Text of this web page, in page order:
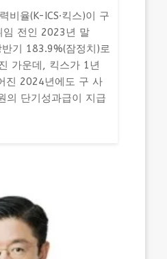
비율(K-ICS·킥스)이 구
임 전인 2023년 말
기 183.9%(잠정치)로
가운데, 킥스가 1년
진 2024년에도 구 사
의 단기성과급이 지급